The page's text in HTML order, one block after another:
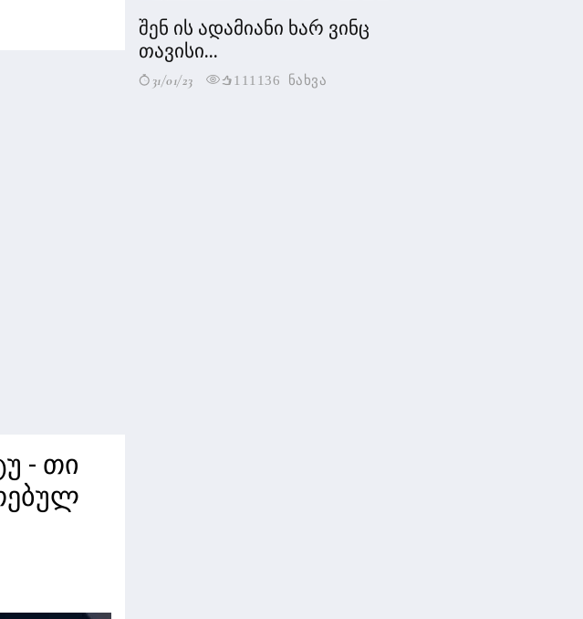
- თი
შენ ის ადამიანი ხარ ვინც
თავისი...
31/01/23 111136 ნახვა